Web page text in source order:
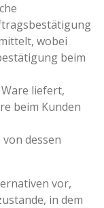
wobei
beim
liefert,
beim Kunden
dessen
vor,
in dem